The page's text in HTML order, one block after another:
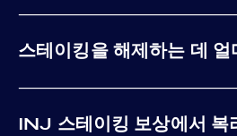
스테이킹을 해제하는 데
INJ 스테이킹 보상에서 복